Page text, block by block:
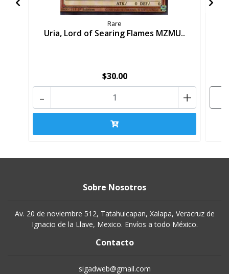
Rare
Uria, Lord of Searing Flames MZMU..
$30.00
+
-
Sobre Nosotros
Av. 20 de noviembre 512, Tatahuicapan, Xalapa, Veracruz de
Ignacio de la Llave, Mexico. Envíos a todo México.
Contacto
sigadweb@gmail.com